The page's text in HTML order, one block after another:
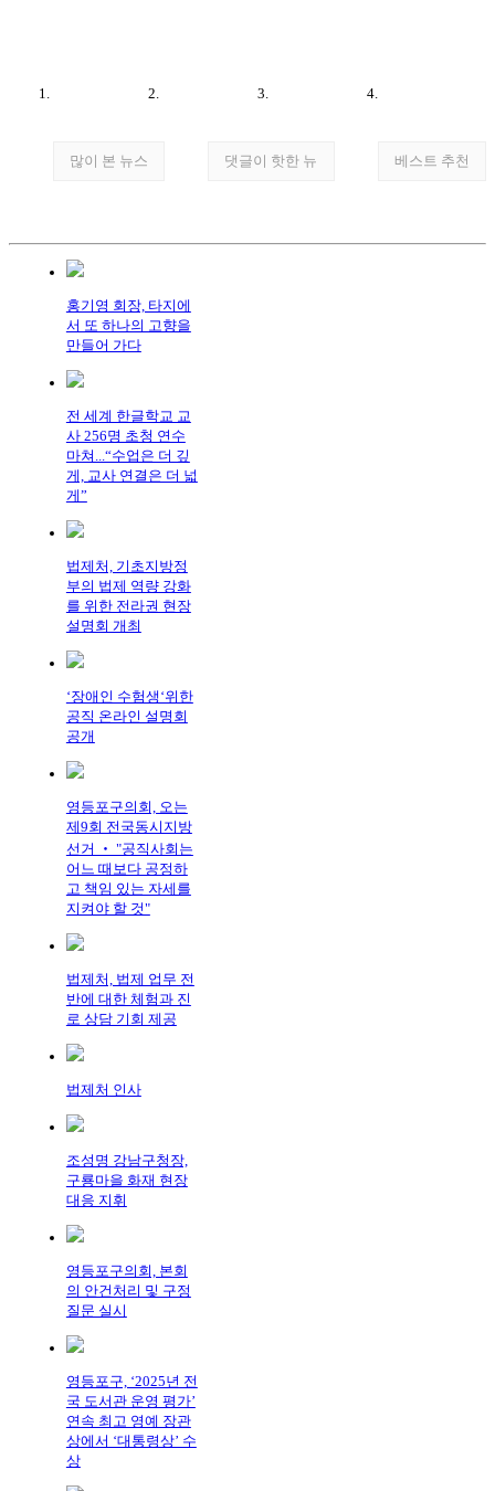
많이 본 뉴스 댓글이 핫한 뉴 베스트 추천
홍기영 회장, 타지에
서 또 하나의 고향을
만들어 가다
전 세계 한글학교 교
사 256명 초청 연수
마쳐...“수업은 더 깊
게, 교사 연결은 더 넓
게”
법제처, 기초지방정
부의 법제 역량 강화
를 위한 전라권 현장
설명회 개최
‘장애인 수험생‘위한
공직 온라인 설명회
공개
영등포구의회, 오는
제9회 전국동시지방
선거 ‧ "공직사회는
어느 때보다 공정하
고 책임 있는 자세를
지켜야 할 것"
법제처, 법제 업무 전
반에 대한 체험과 진
로 상담 기회 제공
법제처 인사
조성명 강남구청장,
구룡마을 화재 현장
대응 지휘
영등포구의회, 본회
의 안건처리 및 구정
질문 실시
영등포구, ‘2025년 전
국 도서관 운영 평가’
연속 최고 영예 장관
상에서 ‘대통령상’ 수
상